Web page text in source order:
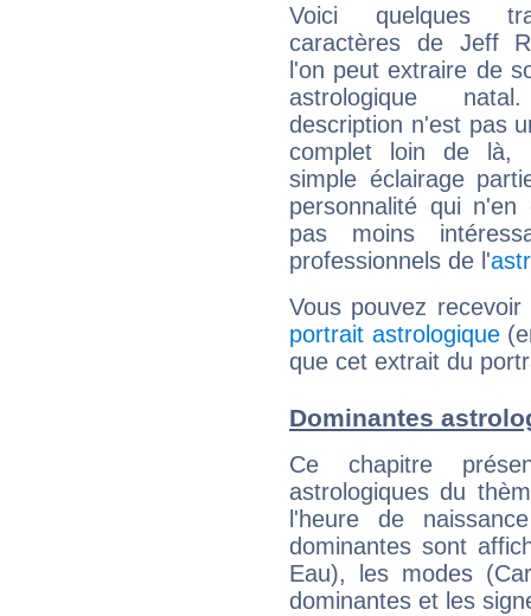
Voici quelques
caractères de Jeff
l'on peut extraire de
astrologique
description n'est pas
complet loin de là,
simple éclairage
personnalité qui n'en
pas moins
professionnels de l'
Vous pouvez
portrait astrologique
que cet extrait du
Dominantes
Ce chapitre
astrologiques du
l'heure de
dominantes sont
Eau), les modes
dominantes et les